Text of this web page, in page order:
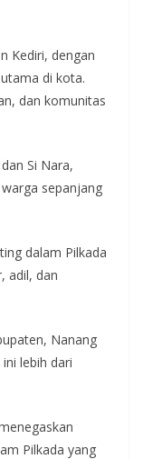
Kediri, dengan
di kota.
dan komunitas
Si Nara,
sepanjang
dalam Pilkada
adil, dan
Nanang
lebih dari
Pilkada yang